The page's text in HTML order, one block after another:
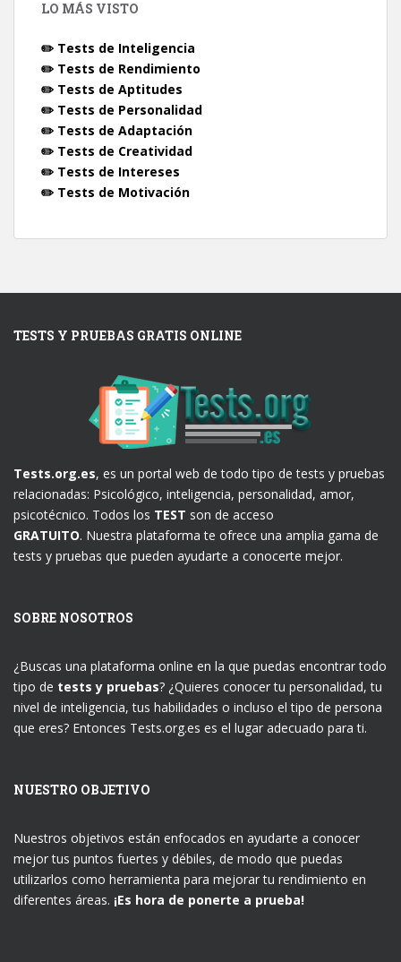
LO MÁS VISTO
✏️ Tests de Inteligencia
✏️ Tests de Rendimiento
✏️ Tests de Aptitudes
✏️ Tests de Personalidad
✏️ Tests de Adaptación
✏️ Tests de Creatividad
✏️ Tests de Intereses
✏️ Tests de Motivación
TESTS Y PRUEBAS GRATIS ONLINE
Tests.org.es, es un portal web de todo tipo de tests y pruebas
relacionadas: Psicológico, inteligencia, personalidad, amor,
psicotécnico. Todos los TEST son de acceso
GRATUITO. Nuestra plataforma te ofrece una amplia gama de
tests y pruebas que pueden ayudarte a conocerte mejor.
SOBRE NOSOTROS
¿Buscas una plataforma online en la que puedas encontrar todo
tipo de tests y pruebas? ¿Quieres conocer tu personalidad, tu
nivel de inteligencia, tus habilidades o incluso el tipo de persona
que eres? Entonces Tests.org.es es el lugar adecuado para ti.
NUESTRO OBJETIVO
Nuestros objetivos están enfocados en ayudarte a conocer
mejor tus puntos fuertes y débiles, de modo que puedas
utilizarlos como herramienta para mejorar tu rendimiento en
diferentes áreas. ¡Es hora de ponerte a prueba!